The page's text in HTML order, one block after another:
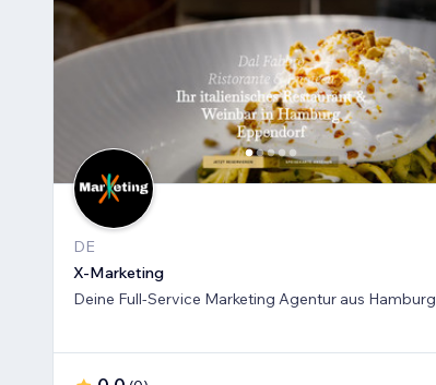
DE
X-Marketing
Deine Full-Service Marketing Agentur aus Hamburg